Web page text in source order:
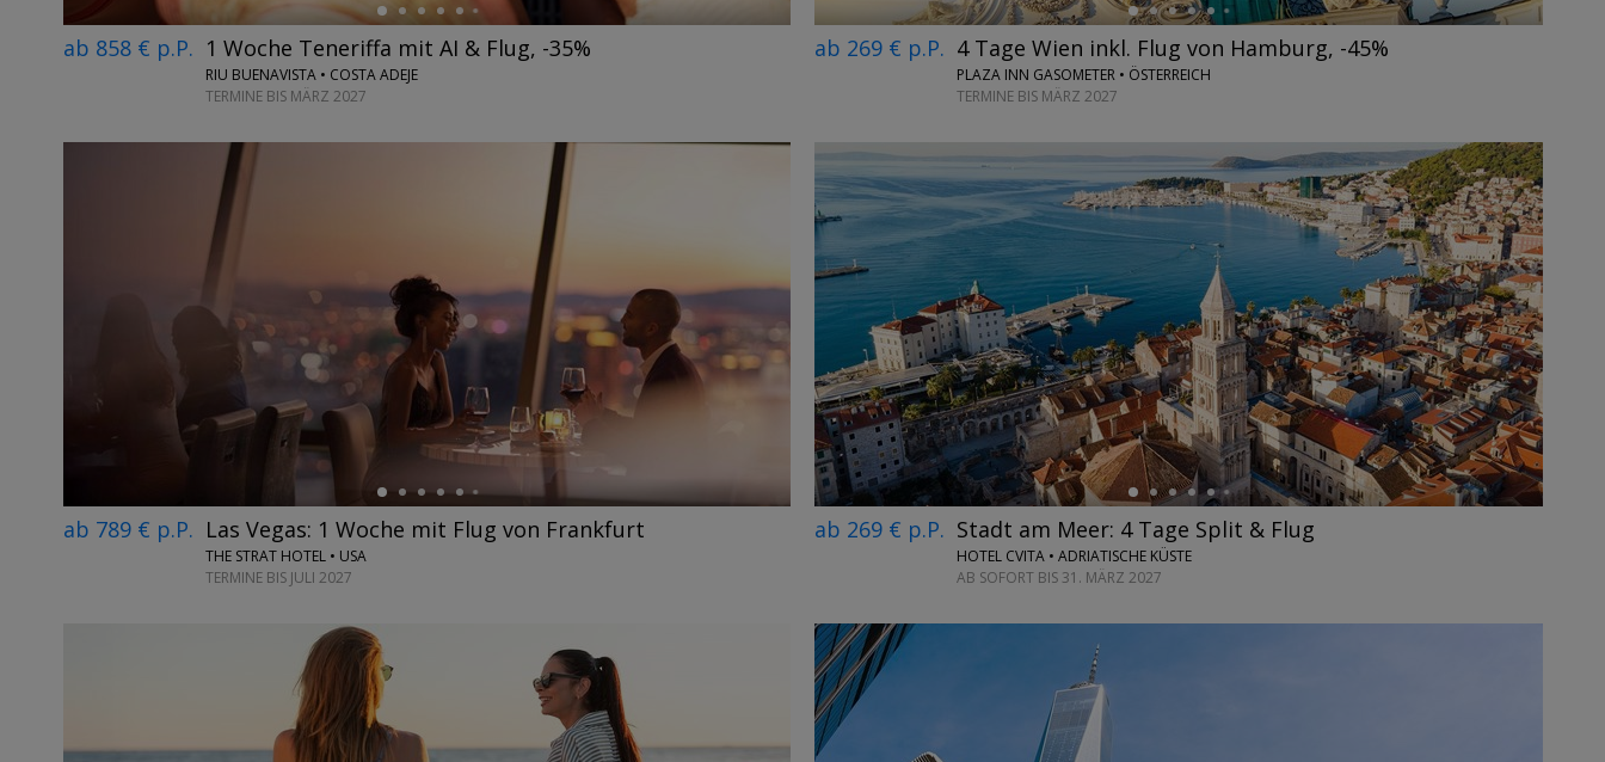
ab 858 € p.P. 1 Woche Teneriffa mit AI & Flug, -35%
RIU BUENAVISTA • COSTA ADEJE
TERMINE BIS MÄRZ 2027
ab 269 € p.P. 4 Tage Wien inkl. Flug von Hamburg, -45%
PLAZA INN GASOMETER • ÖSTERREICH
TERMINE BIS MÄRZ 2027
→
ab 789 € p.P. Las Vegas: 1 Woche mit Flug von Frankfurt
THE STRAT HOTEL • USA
TERMINE BIS JULI 2027
←
ab 269 € p.P. Stadt am Meer: 4 Tage Split & Flug
HOTEL CVITA • ADRIATISCHE KÜSTE
AB SOFORT BIS 31. MÄRZ 2027